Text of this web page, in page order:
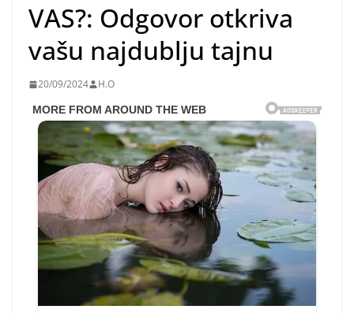
VAS?: Odgovor otkriva
vašu najdublju tajnu
20/09/2024 H.O